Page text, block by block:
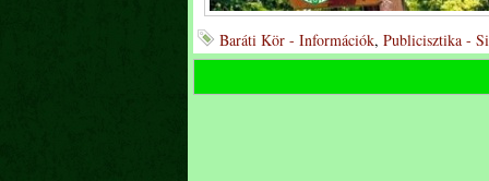
Baráti Kör - Információk, Publicisztika -